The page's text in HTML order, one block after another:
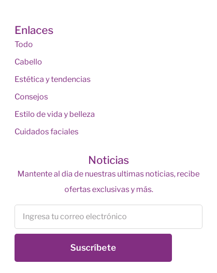
Enlaces
Todo
Cabello
Estética y tendencias
Consejos
Estilo de vida y belleza
Cuidados faciales
Noticias
Mantente al dia de nuestras ultimas noticias, recibe
ofertas exclusivas y más.
Suscríbete